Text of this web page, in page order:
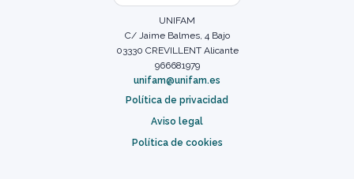
UNIFAM
C/ Jaime Balmes, 4 Bajo
03330 CREVILLENT Alicante
966681979
unifam@unifam.es
Política de privacidad
Aviso legal
Política de cookies